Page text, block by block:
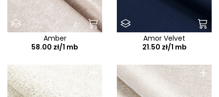
Amber
58.00 zł/1 mb
Amor Velvet
21.50 zł/1 mb
+ +